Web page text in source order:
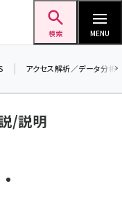
検索 MENU
アクセス解析／データ分析
/説明